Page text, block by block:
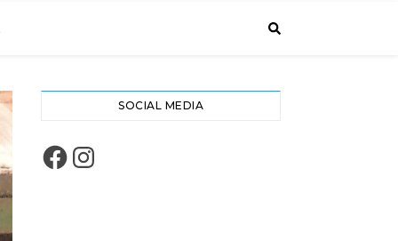
SOCIAL MEDIA
Facebook
Instagram